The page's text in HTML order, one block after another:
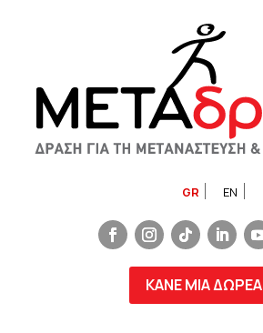
GR EN
ΚΑΝΕ ΜΙΑ ΔΩΡΕΑ